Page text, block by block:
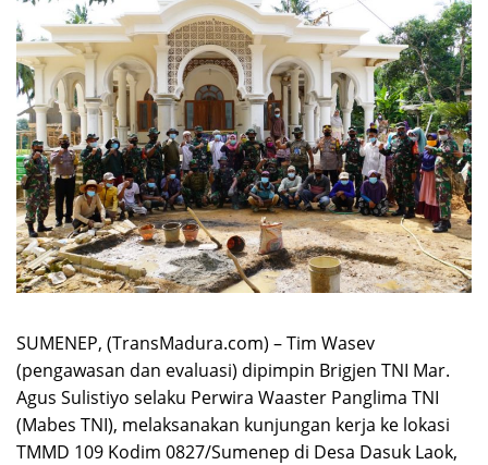
SUMENEP, (TransMadura.com) – Tim Wasev
(pengawasan dan evaluasi) dipimpin Brigjen TNI Mar.
Agus Sulistiyo selaku Perwira Waaster Panglima TNI
(Mabes TNI), melaksanakan kunjungan kerja ke lokasi
TMMD 109 Kodim 0827/Sumenep di Desa Dasuk Laok,